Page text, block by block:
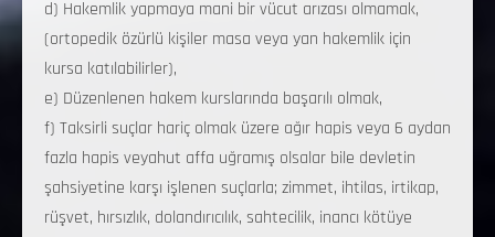
d) Hakemlik yapmaya mani bir vücut arızası olmamak,
(ortopedik özürlü kişiler masa veya yan hakemlik için
kursa katılabilirler),
e) Düzenlenen hakem kurslarında başarılı olmak,
f) Taksirli suçlar hariç olmak üzere ağır hapis veya 6 aydan
fazla hapis veyahut affa uğramış olsalar bile devletin
şahsiyetine karşı işlenen suçlarla; zimmet, ihtilas, irtikap,
rüşvet, hırsızlık, dolandırıcılık, sahtecilik, inancı kötüye